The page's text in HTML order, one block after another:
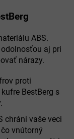
ABS.
aj pri
nárazy.
proti
BestBerg s
chráni vaše veci
vnútorný